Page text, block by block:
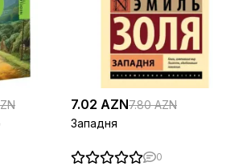
7.02 AZN7.80 AZN
Западня
0